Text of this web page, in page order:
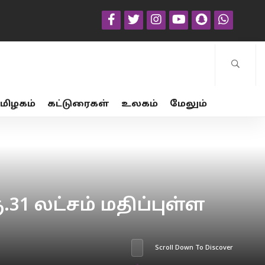
கட்டுரைகள் உலகம் மேலும்
லட்சம் மதிப்புள்ள
Scroll Down To Discover